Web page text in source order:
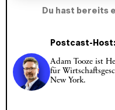
Du hast bereits
Postcast-
Adam Tooze ist
für
New York.